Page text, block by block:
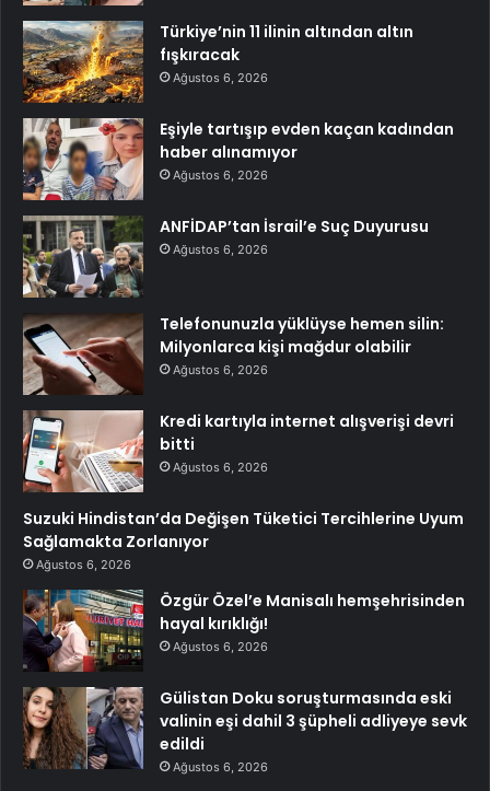
Türkiye’nin 11 ilinin altından altın
fışkıracak
Ağustos 6, 2026
Eşiyle tartışıp evden kaçan kadından
haber alınamıyor
Ağustos 6, 2026
ANFİDAP’tan İsrail’e Suç Duyurusu
Ağustos 6, 2026
Telefonunuzla yüklüyse hemen silin:
Milyonlarca kişi mağdur olabilir
Ağustos 6, 2026
Kredi kartıyla internet alışverişi devri
bitti
Ağustos 6, 2026
Suzuki Hindistan’da Değişen Tüketici Tercihlerine Uyum
Sağlamakta Zorlanıyor
Ağustos 6, 2026
Özgür Özel’e Manisalı hemşehrisinden
hayal kırıklığı!
Ağustos 6, 2026
Gülistan Doku soruşturmasında eski
valinin eşi dahil 3 şüpheli adliyeye sevk
edildi
Ağustos 6, 2026